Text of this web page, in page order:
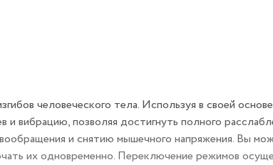
человеческого тела. Используя в своей
вибрацию, позволяя достигнуть полного
и снятию мышечного напряжения. Вы
их одновременно. Переключение режимов